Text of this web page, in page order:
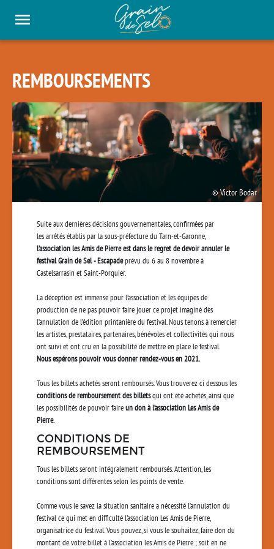
REMBOURSEMENTS
Victor Bodar
Suite aux dernières décisions gouvernementales, confirmées par
lesarrêtésétablis par la sous-préfecture du Tarn-et-Garonne,
l’association les Amis de Pierre est dans le regret de devoir annuler le
festival Grain de Sel - Escapadeprévu du 6 au 8 novembre à
Castelsarrasin et Saint-Porquier.
La déception est immense pour l’association et les équipes de
production de ne pas pouvoir faire jouer ce projet imaginé dès
l’annulation de l’édition printanière du festival. Nous tenons à remercier
les artistes, prestataires, partenaires, bénévoles et collectivités qui nous
ont suivi et ont cru en la possibilité de mettre en place le festival.
Nous espérons pouvoir vous donner rendez-vous en 2021.
Tous les billets achetés seront remboursés. Vous trouverez ci dessous les
conditions de remboursement des billetsqui ont été achetés, ainsi que
les possibilités de pouvoir faireun don à l’association Les Amis de
Pierre.
CONDITIONS DE
REMBOURSEMENT
Tous les billets seront intégralement remboursés. Attention, les
conditions sont différentes selon les points de vente.
Comme vous le savez la situation sanitaire a nécessité l’annulation du
festival ce qui met en difficulté l'association Les Amis de Pierre,
organisatrice du festival. Vous pouvez, si vous le souhaitez, faire don du
montant de votre billet à l’association les Amis de Pierre ; soit en ne